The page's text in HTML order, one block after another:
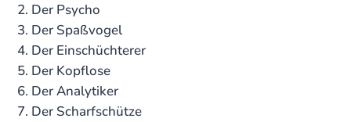
Der Psycho
Der Spaßvogel
Der Einschüchterer
Der Kopflose
Der Analytiker
Der Scharfschütze